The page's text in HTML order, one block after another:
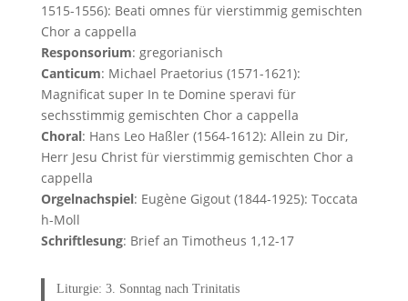
1515-1556): Beati omnes für vierstimmig gemischten
Chor a cappella
Responsorium: gregorianisch
Canticum: Michael Praetorius (1571-1621):
Magnificat super In te Domine speravi für
sechsstimmig gemischten Chor a cappella
Choral: Hans Leo Haßler (1564-1612): Allein zu Dir,
Herr Jesu Christ für vierstimmig gemischten Chor a
cappella
Orgelnachspiel: Eugène Gigout (1844-1925): Toccata
h-Moll
Schriftlesung: Brief an Timotheus 1,12-17
Liturgie: 3. Sonntag nach Trinitatis